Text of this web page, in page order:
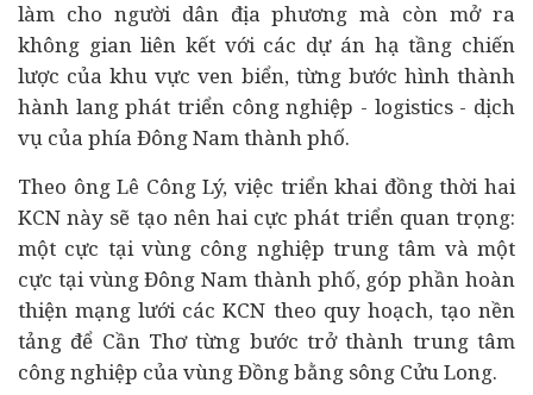
làm cho người dân địa phương mà còn mở ra
không gian liên kết với các dự án hạ tầng chiến
lược của khu vực ven biển, từng bước hình thành
hành lang phát triển công nghiệp - logistics - dịch
vụ của phía Đông Nam thành phố.
Theo ông Lê Công Lý, việc triển khai đồng thời hai
KCN này sẽ tạo nên hai cực phát triển quan trọng:
một cực tại vùng công nghiệp trung tâm và một
cực tại vùng Đông Nam thành phố, góp phần hoàn
thiện mạng lưới các KCN theo quy hoạch, tạo nền
tảng để Cần Thơ từng bước trở thành trung tâm
công nghiệp của vùng Đồng bằng sông Cửu Long.